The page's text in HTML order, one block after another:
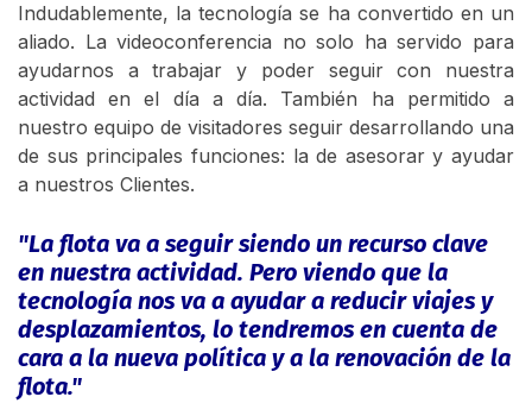
Indudablemente, la tecnología se ha convertido en un
aliado. La videoconferencia no solo ha servido para
ayudarnos a trabajar y poder seguir con nuestra
actividad en el día a día. También ha permitido a
nuestro equipo de visitadores seguir desarrollando una
de sus principales funciones: la de asesorar y ayudar
a nuestros Clientes.
"La flota va a seguir siendo un recurso clave
en nuestra actividad. Pero viendo que la
tecnología nos va a ayudar a reducir viajes y
desplazamientos, lo tendremos en cuenta de
cara a la nueva política y a la renovación de la
flota."